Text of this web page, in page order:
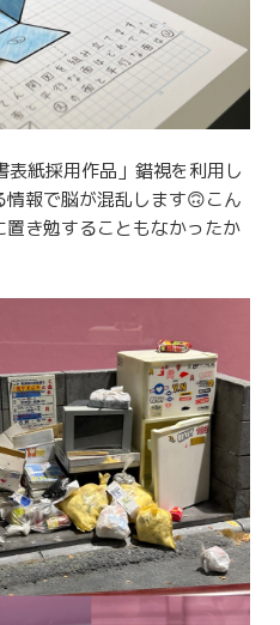
表紙採用作品」錯視を利用し
報で脳が混乱します🙃こん
き勉することもなかったか